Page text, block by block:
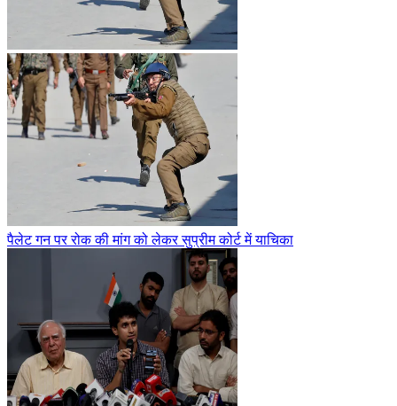
पैलेट गन पर रोक की मांग को लेकर सुप्रीम कोर्ट में याचिका